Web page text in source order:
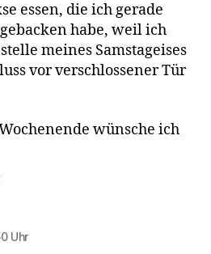
essen, die ich gerade
habe, weil ich
meines Samstageises
vor verschlossener Tür
wünsche ich
Uhr